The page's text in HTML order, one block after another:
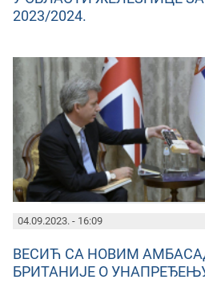
2023/2024.
04.09.2023. - 16:09
ВЕСИЋ СА НОВИМ
БРИТАНИЈЕ О